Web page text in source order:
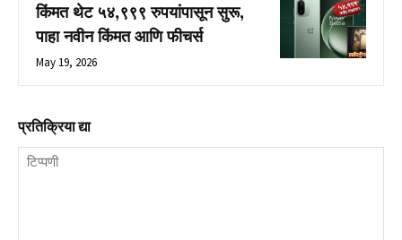
किंमत थेट ५४,९९९ रुपयांपासून सुरू,
पाहा नवीन किंमत आणि फीचर्स
May 19, 2026
प्रतिक्रिया द्या